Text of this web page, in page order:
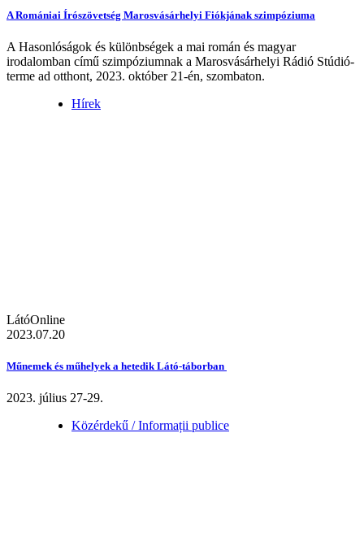
A Romániai Írószövetség Marosvásárhelyi Fiókjának szimpóziuma
A Hasonlóságok és különbségek a mai román és magyar
irodalomban című szimpóziumnak a Marosvásárhelyi Rádió Stúdió-
terme ad otthont, 2023. október 21-én, szombaton.
Hírek
LátóOnline
2023.07.20
Műnemek és műhelyek a hetedik Látó-táborban
2023. július 27-29.
Közérdekű / Informații publice